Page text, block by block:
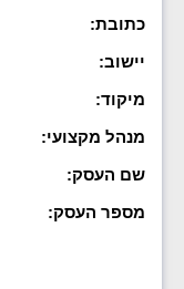
כתובת:
יישוב:
מיקוד:
מנהל מקצועי:
שם העסק:
מספר העסק: